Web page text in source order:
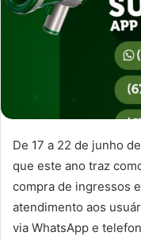
De 17 a 22 de junho
que este ano traz
compra de ingressos
atendimento aos
via WhatsApp e